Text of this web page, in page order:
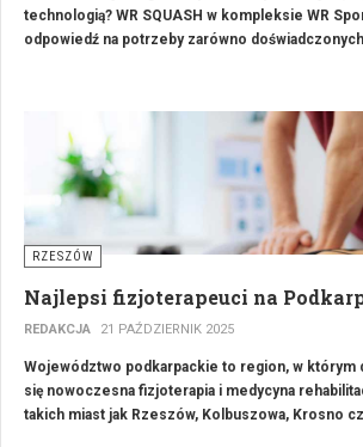
technologią? WR SQUASH w kompleksie WR
odpowiedź na potrzeby zarówno
RZESZÓW
Najlepsi fizjoterapeuci na
REDAKCJA 21 PAŹDZIERNIK 2025
Województwo podkarpackie to region, w którym
się nowoczesna fizjoterapia i medycyna
takich miast jak Rzeszów, Kolbuszowa, Krosno